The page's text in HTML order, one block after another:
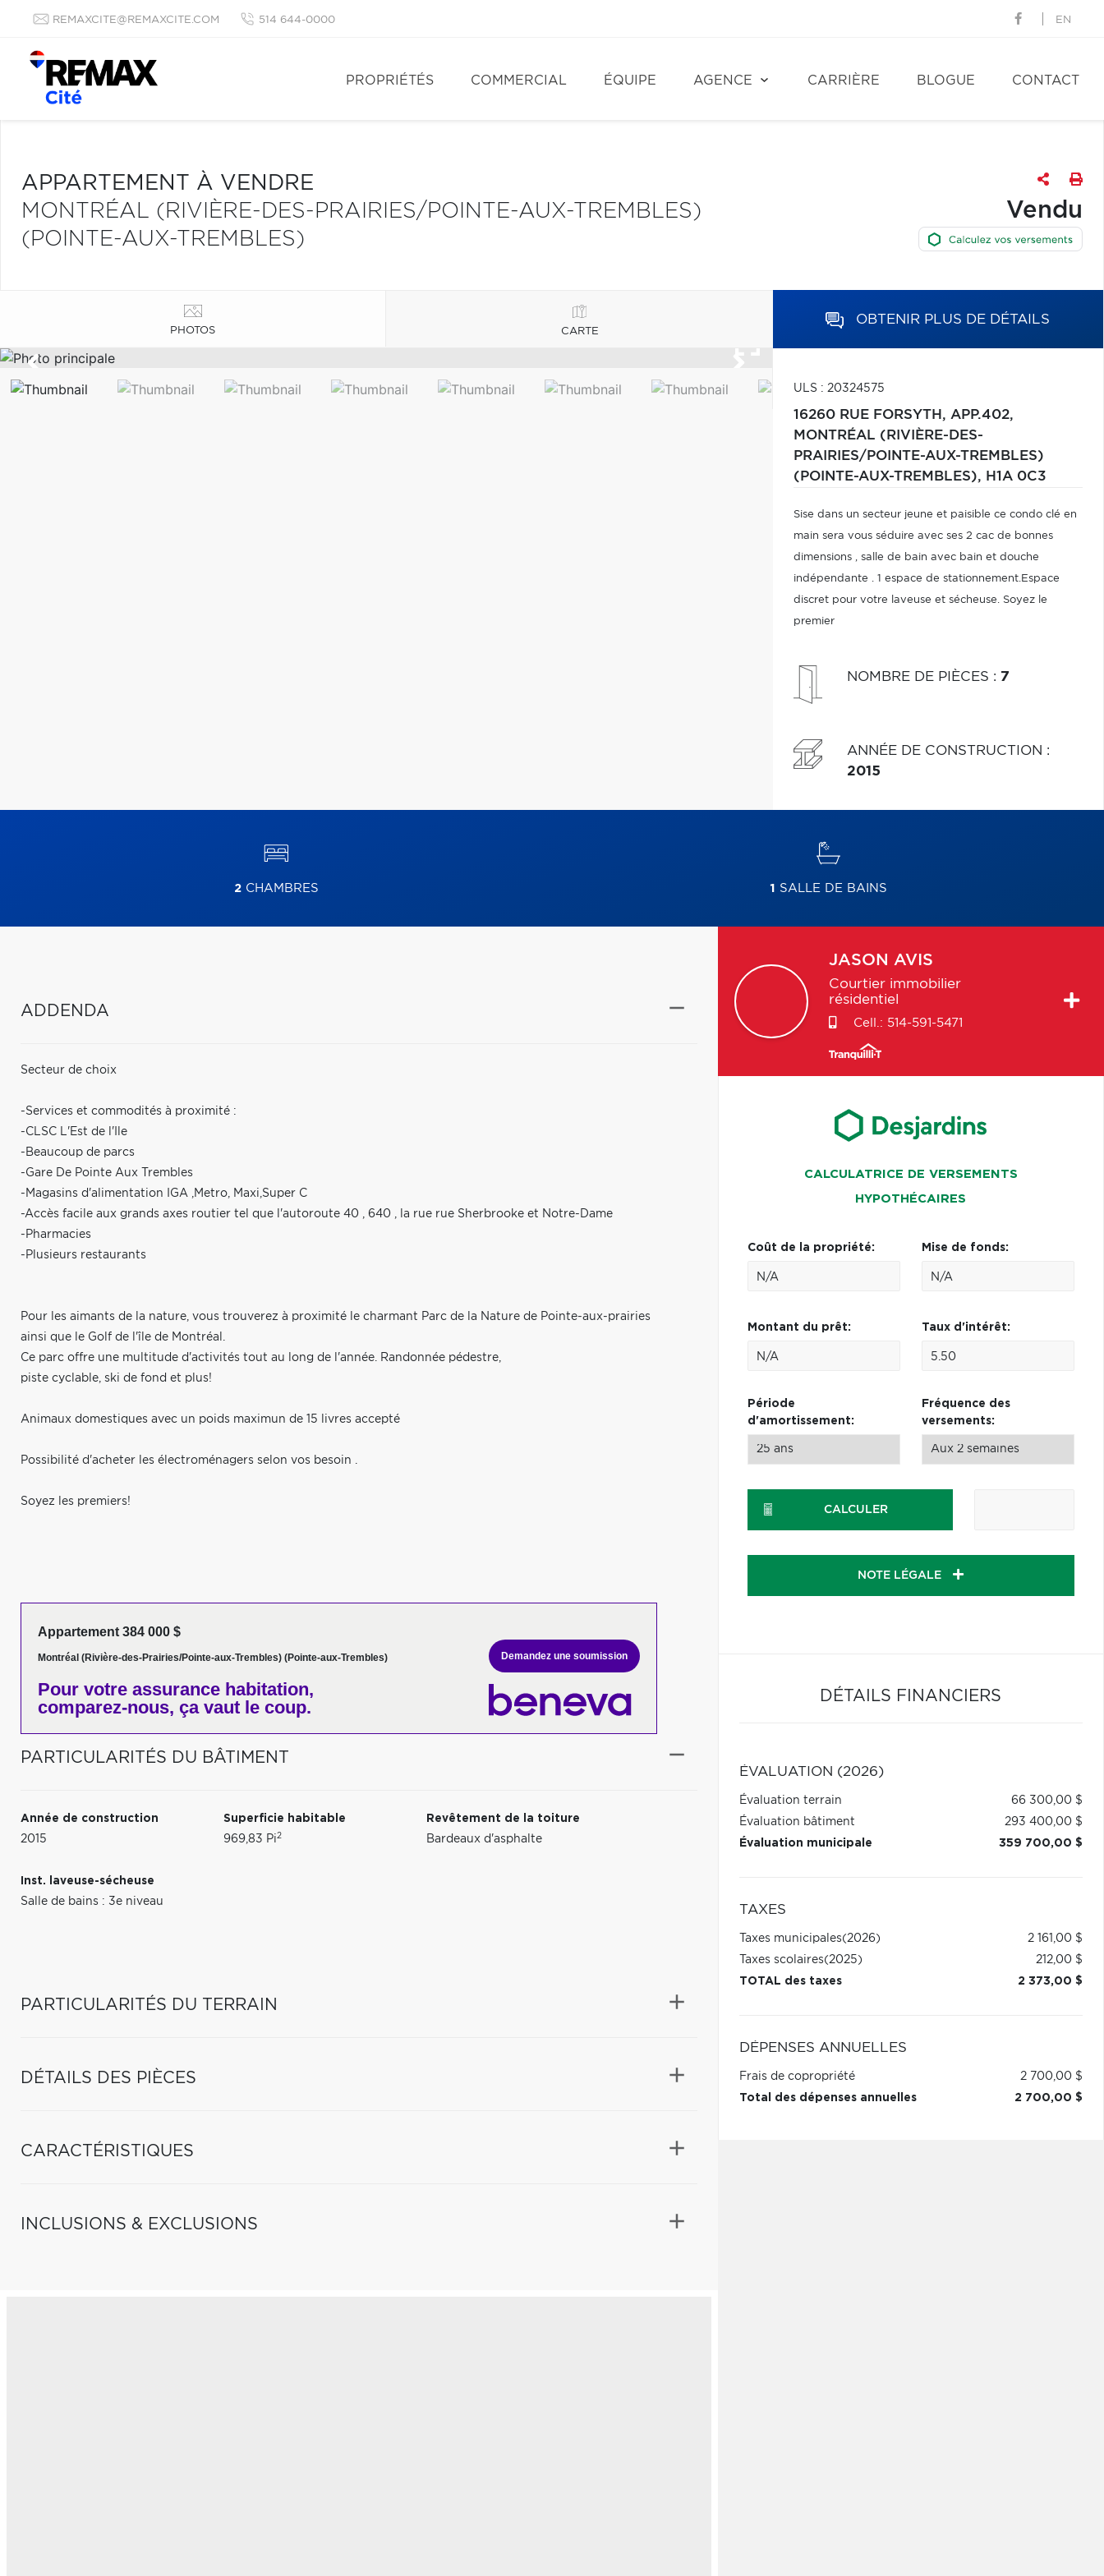
REMAXCITE@REMAXCITE.COM 514 644-0000 EN
PROPRIÉTÉS COMMERCIAL ÉQUIPE AGENCE CARRIÈRE BLOGUE CONTACT
APPARTEMENT À VENDRE
MONTRÉAL (RIVIÈRE-DES-PRAIRIES/POINTE-AUX-TREMBLES)
(POINTE-AUX-TREMBLES)
Vendu
PHOTOS CARTE
OBTENIR PLUS DE DÉTAILS
ULS : 20324575
16260 RUE FORSYTH, APP.402,
MONTRÉAL (RIVIÈRE-DES-
PRAIRIES/POINTE-AUX-TREMBLES)
(POINTE-AUX-TREMBLES), H1A 0C3
Sise dans un secteur jeune et paisible ce condo clé en
main sera vous séduire avec ses 2 cac de bonnes
dimensions , salle de bain avec bain et douche
indépendante . 1 espace de stationnement.Espace
discret pour votre laveuse et sécheuse. Soyez le
premier
NOMBRE DE PIÈCES : 7
ANNÉE DE CONSTRUCTION :
2015
2CHAMBRES 1 SALLE DE BAINS
ADDENDA
Secteur de choix
-Services et commodités à proximité :
-CLSC L'Est de l'Ile
-Beaucoup de parcs
-Gare De Pointe Aux Trembles
-Magasins d'alimentation IGA ,Metro, Maxi,Super C
-Accès facile aux grands axes routier tel que l'autoroute 40 , 640 , la rue rue Sherbrooke et Notre-Dame
-Pharmacies
-Plusieurs restaurants
Pour les aimants de la nature, vous trouverez à proximité le charmant Parc de la Nature de Pointe-aux-prairies
ainsi que le Golf de l'île de Montréal.
Ce parc offre une multitude d'activités tout au long de l'année. Randonnée pédestre,
piste cyclable, ski de fond et plus!
Animaux domestiques avec un poids maximun de 15 livres accepté
Possibilité d'acheter les électroménagers selon vos besoin .
Soyez les premiers!
Appartement 384 000 $
Montréal (Rivière-des-Prairies/Pointe-aux-Trembles) (Pointe-aux-Trembles)
Pour votre assurance habitation,
comparez-nous, ça vaut le coup.
Demandez une soumission
PARTICULARITÉS DU BÂTIMENT
Année de construction
2015
Superficie habitable
969,83 Pi2
Revêtement de la toiture
Bardeaux d'asphalte
Inst. laveuse-sécheuse
Salle de bains : 3e niveau
PARTICULARITÉS DU TERRAIN
DÉTAILS DES PIÈCES
CARACTÉRISTIQUES
INCLUSIONS & EXCLUSIONS
JASON AVIS
Courtier immobilier
résidentiel
Cell.: 514-591-5471
CALCULATRICE DE VERSEMENTS
HYPOTHÉCAIRES
Coût de la propriété: Mise de fonds:
Montant du prêt: Taux d'intérêt:
Période
d'amortissement:
Fréquence des
versements:
CALCULER
NOTE LÉGALE
DÉTAILS FINANCIERS
ÉVALUATION (2026)
Évaluation terrain
66 300,00 $
Évaluation bâtiment
293 400,00 $
Évaluation municipale
359 700,00 $
TAXES
Taxes municipales(2026)
2 161,00 $
Taxes scolaires(2025)
212,00 $
TOTAL des taxes
2 373,00 $
DÉPENSES ANNUELLES
Frais de copropriété
2 700,00 $
Total des dépenses annuelles
2 700,00 $